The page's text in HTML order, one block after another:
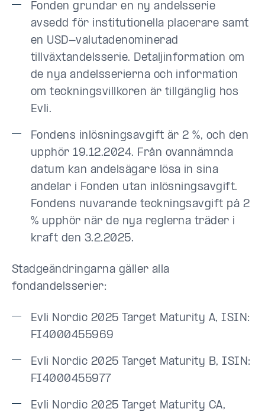
Fonden grundar en ny andelsserie
avsedd för institutionella placerare samt
en USD-valutadenominerad
tillväxtandelsserie. Detaljinformation om
de nya andelsserierna och information
om teckningsvillkoren är tillgänglig hos
Evli.
Fondens inlösningsavgift är 2 %, och den
upphör 19.12.2024. Från ovannämnda
datum kan andelsägare lösa in sina
andelar i Fonden utan inlösningsavgift.
Fondens nuvarande teckningsavgift på 2
% upphör när de nya reglerna träder i
kraft den 3.2.2025.
Stadgeändringarna gäller alla
fondandelsserier:
Evli Nordic 2025 Target Maturity A, ISIN:
FI4000455969
Evli Nordic 2025 Target Maturity B, ISIN:
FI4000455977
Evli Nordic 2025 Target Maturity CA,